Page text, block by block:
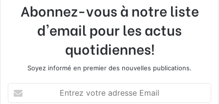
Abonnez-vous à notre liste
d'email pour les actus
quotidiennes!
Soyez informé en premier des nouvelles publications.